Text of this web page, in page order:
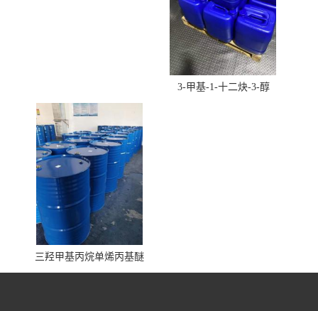
3-甲基-1-十二炔-3-醇
三羟甲基丙烷单烯丙基醚